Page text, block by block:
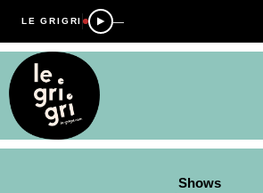
LE GRIGRI —
Shows